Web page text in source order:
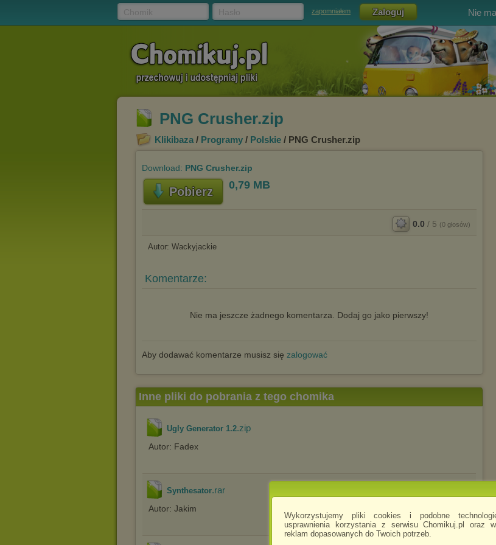
Wykorzystujemy pliki cookies i podobne
usprawnienia korzystania z serwisu Chomikuj.pl oraz
reklam dopasowanych do Twoich potrzeb.
zapomniałem Nie
PNG Crusher.zip
Klikibaza / Programy / Polskie / PNG Crusher.zip
Download: PNG Crusher.zip
Pobierz 0,79 MB
0.0 / 5 (0 głosów)
Autor: Wackyjackie
Komentarze:
Nie ma jeszcze żadnego komentarza. Dodaj go jako pierwszy!
Aby dodawać komentarze musisz się zalogować
Inne pliki do pobrania z tego chomika
Ugly Generator 1.2.zip
Autor: Fadex
Synthesator.rar
Autor: Jakim